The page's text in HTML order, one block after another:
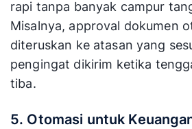
rapi tanpa banyak campur
Misalnya, approval dokumen
diteruskan ke atasan yang
pengingat dikirim ketika
tiba.
5. Otomasi untuk